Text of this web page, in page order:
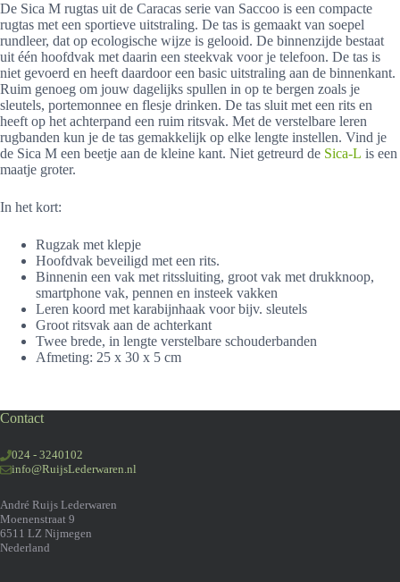
De Sica M rugtas uit de Caracas serie van Saccoo is een compacte
rugtas met een sportieve uitstraling. De tas is gemaakt van soepel
rundleer, dat op ecologische wijze is gelooid. De binnenzijde bestaat
uit één hoofdvak met daarin een steekvak voor je telefoon. De tas is
niet gevoerd en heeft daardoor een basic uitstraling aan de binnenkant.
Ruim genoeg om jouw dagelijks spullen in op te bergen zoals je
sleutels, portemonnee en flesje drinken. De tas sluit met een rits en
heeft op het achterpand een ruim ritsvak. Met de verstelbare leren
rugbanden kun je de tas gemakkelijk op elke lengte instellen. Vind je
de Sica M een beetje aan de kleine kant. Niet getreurd de Sica-L is een
maatje groter.
In het kort:
Rugzak met klepje
Hoofdvak beveiligd met een rits.
Binnenin een vak met ritssluiting, groot vak met drukknoop,
smartphone vak, pennen en insteek vakken
Leren koord met karabijnhaak voor bijv. sleutels
Groot ritsvak aan de achterkant
Twee brede, in lengte verstelbare schouderbanden
Afmeting: 25 x 30 x 5 cm
Contact
024 - 3240102
info@RuijsLederwaren.nl
André Ruijs Lederwaren
Moenenstraat 9
6511 LZ Nijmegen
Nederland